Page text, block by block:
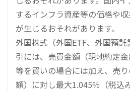
するインフラ資産等の価格や
が生じるおそれがあります。
外国株式（外国ETF、外国預
引には、売買金額（現地約定
等を買いの場合には加え、売
額）に対し最大1.045％（税込